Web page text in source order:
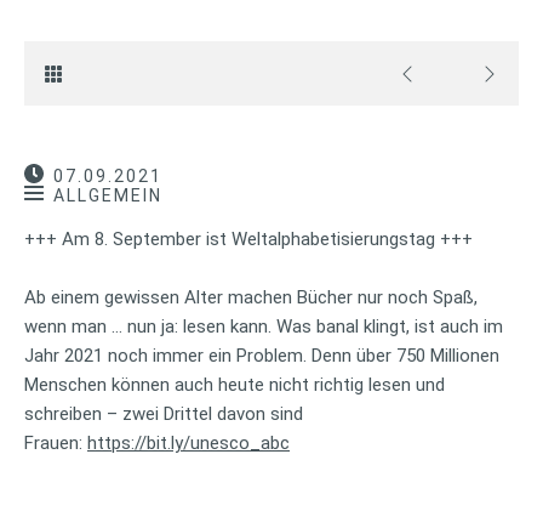
07.09.2021
ALLGEMEIN
+++ Am 8. September ist Weltalphabetisierungstag +++
Ab einem gewissen Alter machen Bücher nur noch Spaß,
wenn man … nun ja: lesen kann. Was banal klingt, ist auch im
Jahr 2021 noch immer ein Problem. Denn über 750 Millionen
Menschen können auch heute nicht richtig lesen und
schreiben – zwei Drittel davon sind
Frauen: https://bit.ly/unesco_abc